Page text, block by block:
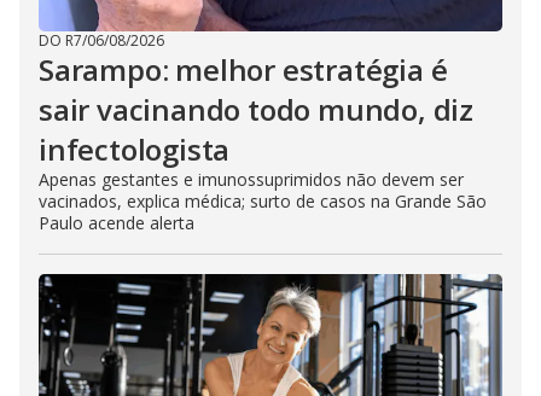
DO R7/06/08/2026
Sarampo: melhor estratégia é
sair vacinando todo mundo, diz
infectologista
Apenas gestantes e imunossuprimidos não devem ser
vacinados, explica médica; surto de casos na Grande São
Paulo acende alerta